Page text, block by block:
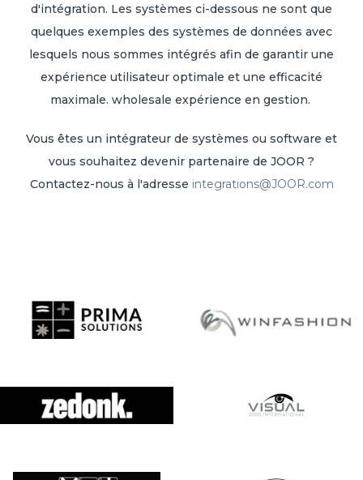
d'intégration. Les systèmes ci-dessous ne sont que
quelques exemples des systèmes de données avec
lesquels nous sommes intégrés afin de garantir une
expérience utilisateur optimale et une efficacité
maximale. wholesale expérience en gestion.
Vous êtes un intégrateur de systèmes ou software et
vous souhaitez devenir partenaire de JOOR ?
Contactez-nous à l'adresse integrations@JOOR.com